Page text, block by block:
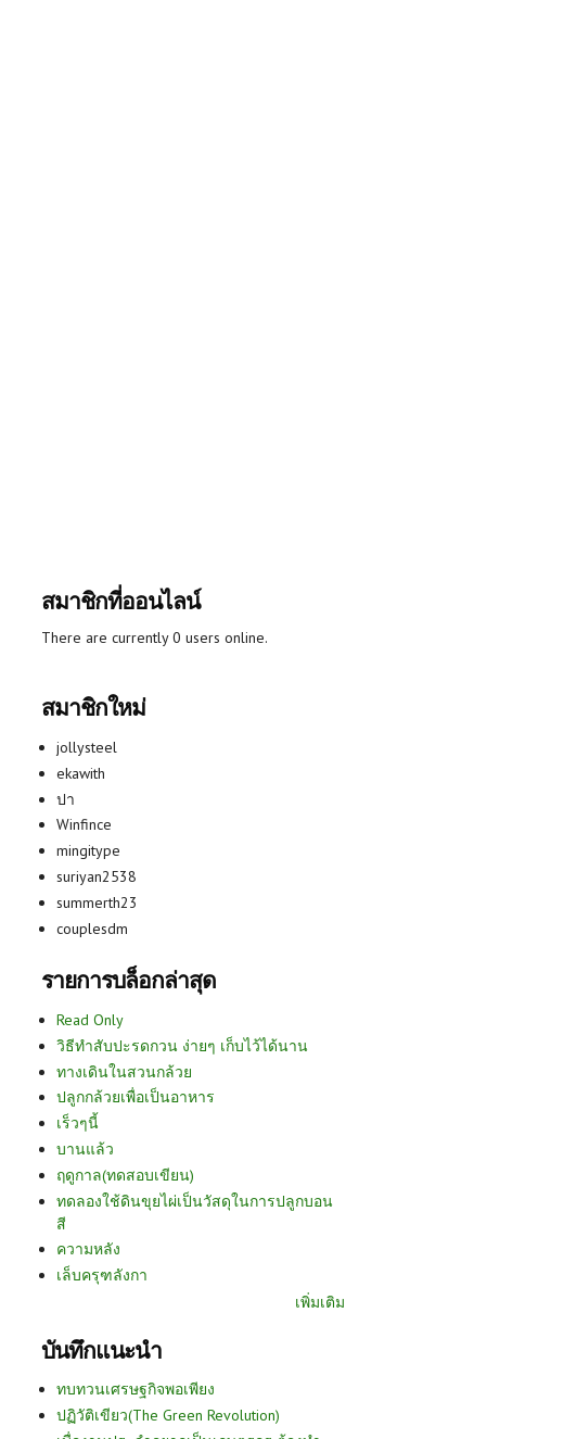
สมาชิกที่ออนไลน์
There are currently 0 users online.
สมาชิกใหม่
jollysteel
ekawith
ปา
Winfince
mingitype
suriyan2538
summerth23
couplesdm
รายการบล็อกล่าสุด
Read Only
วิธีทำสับปะรดกวน ง่ายๆ เก็บไว้ได้นาน
ทางเดินในสวนกล้วย
ปลูกกล้วยเพื่อเป็นอาหาร
เร็วๆนี้
บานแล้ว
ฤดูกาล(ทดสอบเขียน)
ทดลองใช้ดินขุยไผ่เป็นวัสดุในการปลูกบอน
สี
ความหลัง
เล็บครุฑลังกา
เพิ่มเติม
บันทึกแนะนำ
ทบทวนเศรษฐกิจพอเพียง
ปฏิวัติเขียว(The Green Revolution)